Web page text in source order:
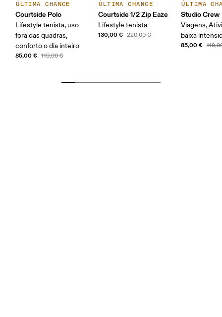
ÚLTIMA CHANCE
Courtside Polo
Lifestyle tenista, uso
fora das quadras,
conforto o dia inteiro
85,00 € 110,00 €
ÚLTIMA CHANCE
Courtside 1/2 Zip Eaze
Lifestyle tenista
130,00 € 220,00 €
ÚLTIMA
Studio Crew
Viagens,
baixa
85,00 €